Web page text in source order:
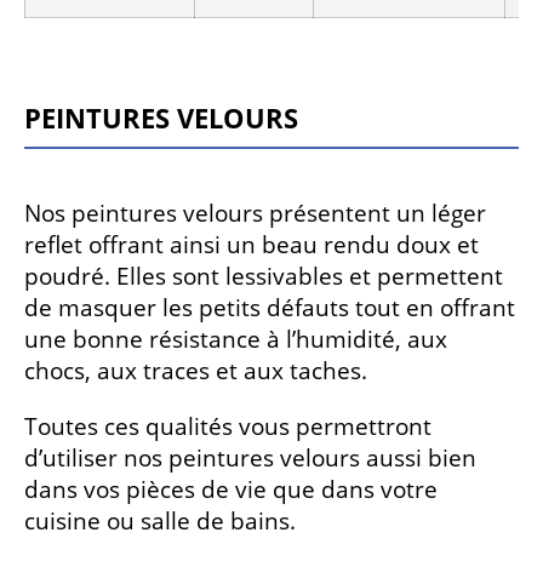
Peintures velours
Nos peintures velours présentent un léger
reflet offrant ainsi un beau rendu doux et
poudré. Elles sont lessivables et permettent
de masquer les petits défauts tout en offrant
une bonne résistance à l’humidité, aux
chocs, aux traces et aux taches.
Toutes ces qualités vous permettront
d’utiliser nos peintures velours aussi bien
dans vos pièces de vie que dans votre
cuisine ou salle de bains.